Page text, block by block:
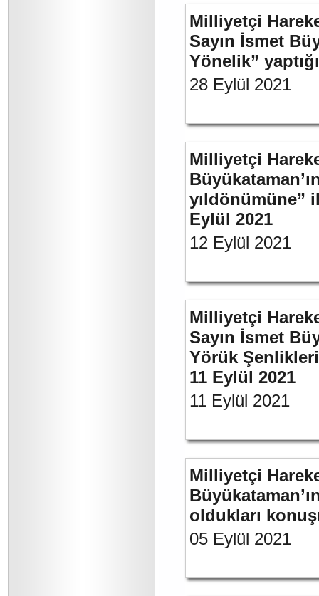
Milliyetçi
Sayın İsmet
Yönelik”
28 Eylül 2021
Milliyetçi
yıldönümüne”
Eylül 2021
12 Eylül 2021
Milliyetçi
Sayın İsmet
Yörük
11 Eylül 2021
11 Eylül 2021
Milliyetçi
oldukları
05 Eylül 2021